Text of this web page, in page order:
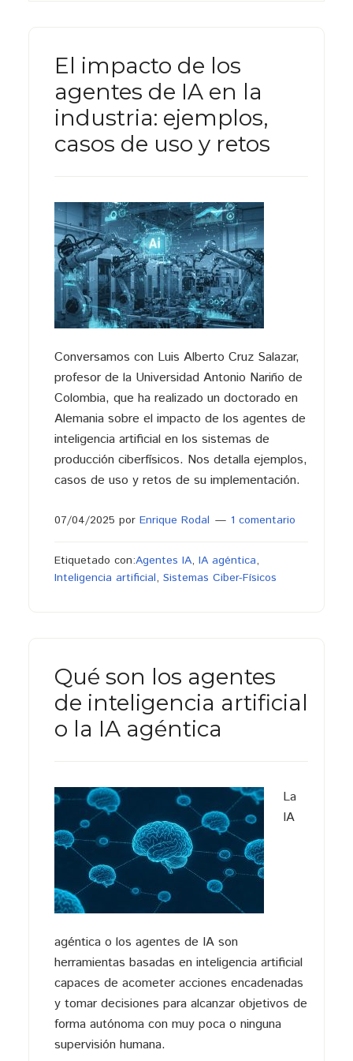
El impacto de los
agentes de IA en la
industria: ejemplos,
casos de uso y retos
Conversamos con Luis Alberto Cruz Salazar,
profesor de la Universidad Antonio Nariño de
Colombia, que ha realizado un doctorado en
Alemania sobre el impacto de los agentes de
inteligencia artificial en los sistemas de
producción ciberfísicos. Nos detalla ejemplos,
casos de uso y retos de su implementación.
07/04/2025 por Enrique Rodal 1 comentario
Etiquetado con:Agentes IA, IA agéntica,
Inteligencia artificial, Sistemas Ciber-Físicos
Qué son los agentes
de inteligencia artificial
o la IA agéntica
La
IA
agéntica o los agentes de IA son
herramientas basadas en inteligencia artificial
capaces de acometer acciones encadenadas
y tomar decisiones para alcanzar objetivos de
forma autónoma con muy poca o ninguna
supervisión humana.